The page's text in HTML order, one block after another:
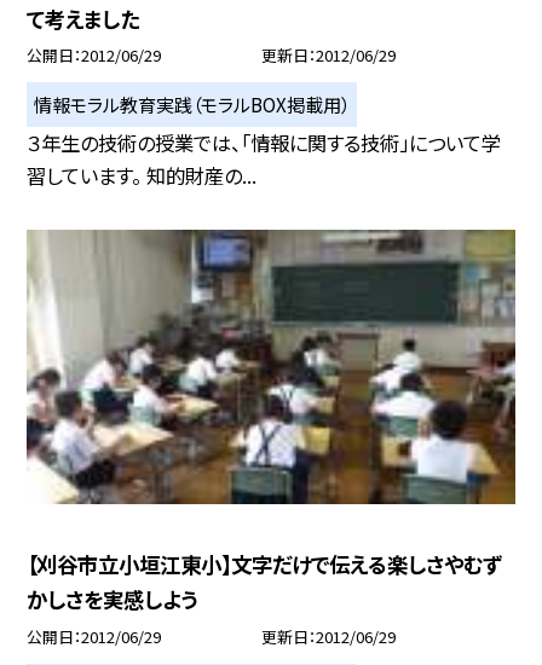
て考えました
公開日 2012/06/29 更新日 2012/06/29
情報モラル教育実践（モラルBOX掲載用）
３年生の技術の授業では、「情報に関する技術」について学
習しています。 知的財産の...
【刈谷市立小垣江東小】文字だけで伝える楽しさやむず
かしさを実感しよう
公開日 2012/06/29 更新日 2012/06/29